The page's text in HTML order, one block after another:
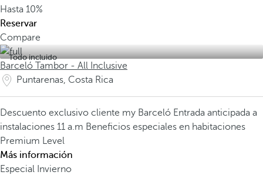
Hasta 10%
Reservar
Compare
Todo incluido
Barceló Tambor - All Inclusive
Puntarenas, Costa Rica
Descuento exclusivo cliente my Barceló Entrada anticipada a
instalaciones 11 a.m Beneficios especiales en habitaciones
Premium Level
Más información
Especial Invierno